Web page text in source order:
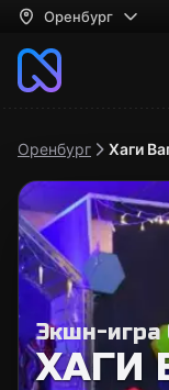
Оренбург
Оренбург Хаги
Экшн-игра
ХАГИ